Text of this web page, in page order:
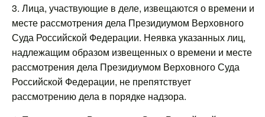
3. Лица, участвующие в деле, извещаются о времени и
месте рассмотрения дела Президиумом Верховного
Суда Российской Федерации. Неявка указанных лиц,
надлежащим образом извещенных о времени и месте
рассмотрения дела Президиумом Верховного Суда
Российской Федерации, не препятствует
рассмотрению дела в порядке надзора.